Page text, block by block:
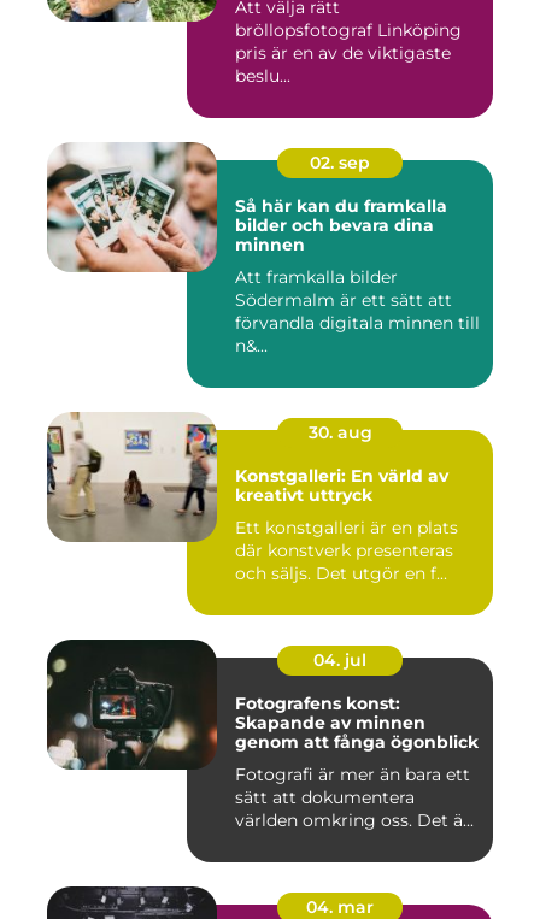
Att välja rätt
bröllopsfotograf Linköping
pris är en av de viktigaste
beslu...
02. sep
Så här kan du framkalla
bilder och bevara dina
minnen
Att framkalla bilder
Södermalm är ett sätt att
förvandla digitala minnen till
n&...
30. aug
Konstgalleri: En värld av
kreativt uttryck
Ett konstgalleri är en plats
där konstverk presenteras
och säljs. Det utgör en f...
04. jul
Fotografens konst:
Skapande av minnen
genom att fånga ögonblick
Fotografi är mer än bara ett
sätt att dokumentera
världen omkring oss. Det ä...
04. mar